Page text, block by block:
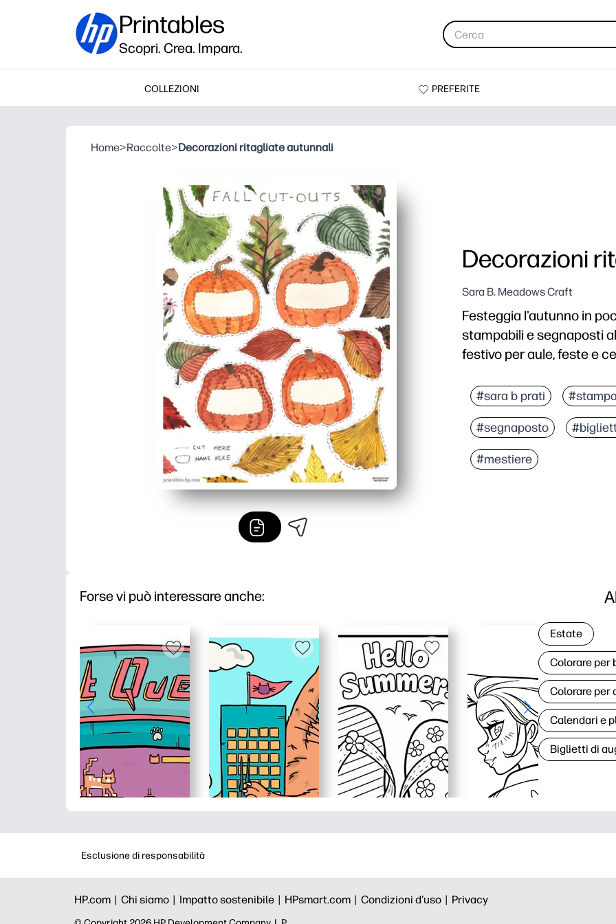
Printables
Scopri. Crea. Impara.
COLLEZIONI PREFERITE
Home>Raccolte>Decorazioni ritagliate autunnali
Decorazioni
Sara B. Meadows Craft
Festeggia l'autunno in
stampabili e segnaposti
festivo per aule, feste e
Set stampabile senza
Pezzi versatili adatti
I segnaposti
Il taglio e
#sara b prati
#segnaposto
#mestiere
Forse vi può interessare anche:
Estate
Colorare per
Colorare per
Calendari e
Biglietti di
Esclusione di responsabilità
HP.com | Chi siamo | Impatto sostenibile | HPsmart.com | Condizioni d'uso | Privacy